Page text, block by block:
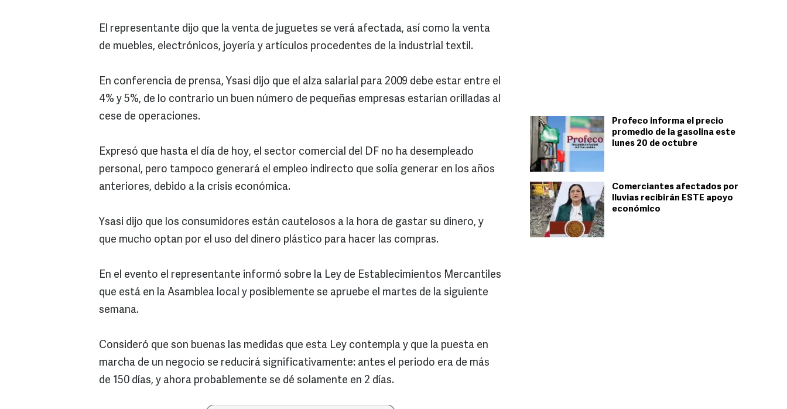
Profeco informa el precio
promedio de la gasolina este
lunes 20 de octubre
Comerciantes afectados por
lluvias recibirán ESTE apoyo
económico
El representante dijo que la venta de juguetes se verá afectada, así como la venta
de muebles, electrónicos, joyería y artículos procedentes de la industrial textil.
En conferencia de prensa, Ysasi dijo que el alza salarial para 2009 debe estar entre el
4% y 5%, de lo contrario un buen número de pequeñas empresas estarían orilladas al
cese de operaciones.
Expresó que hasta el día de hoy, el sector comercial del DF no ha desempleado
personal, pero tampoco generará el empleo indirecto que solía generar en los años
anteriores, debido a la crisis económica.
Ysasi dijo que los consumidores están cautelosos a la hora de gastar su dinero, y
que mucho optan por el uso del dinero plástico para hacer las compras.
En el evento el representante informó sobre la Ley de Establecimientos Mercantiles
que está en la Asamblea local y posiblemente se apruebe el martes de la siguiente
semana.
Consideró que son buenas las medidas que esta Ley contempla y que la puesta en
marcha de un negocio se reducirá significativamente: antes el periodo era de más
de 150 días, y ahora probablemente se dé solamente en 2 días.